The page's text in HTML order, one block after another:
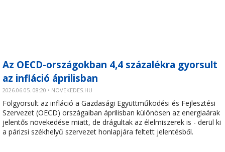
Az OECD-országokban 4,4 százalékra gyorsult
az infláció áprilisban
2026.06.05. 08:20 • NOVEKEDES.HU
Fölgyorsult az infláció a Gazdasági Együttműködési és Fejlesztési
Szervezet (OECD) országaiban áprilisban különösen az energiaárak
jelentős növekedése miatt, de drágultak az élelmiszerek is - derül ki
a párizsi székhelyű szervezet honlapjára feltett jelentésből.